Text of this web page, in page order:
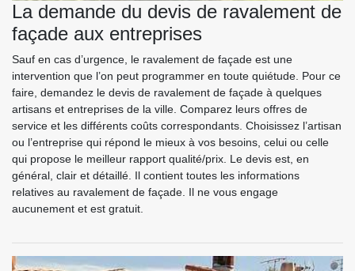
La demande du devis de ravalement de
façade aux entreprises
Sauf en cas d’urgence, le ravalement de façade est une
intervention que l’on peut programmer en toute quiétude. Pour ce
faire, demandez le devis de ravalement de façade à quelques
artisans et entreprises de la ville. Comparez leurs offres de
service et les différents coûts correspondants. Choisissez l’artisan
ou l’entreprise qui répond le mieux à vos besoins, celui ou celle
qui propose le meilleur rapport qualité/prix. Le devis est, en
général, clair et détaillé. Il contient toutes les informations
relatives au ravalement de façade. Il ne vous engage
aucunement et est gratuit.